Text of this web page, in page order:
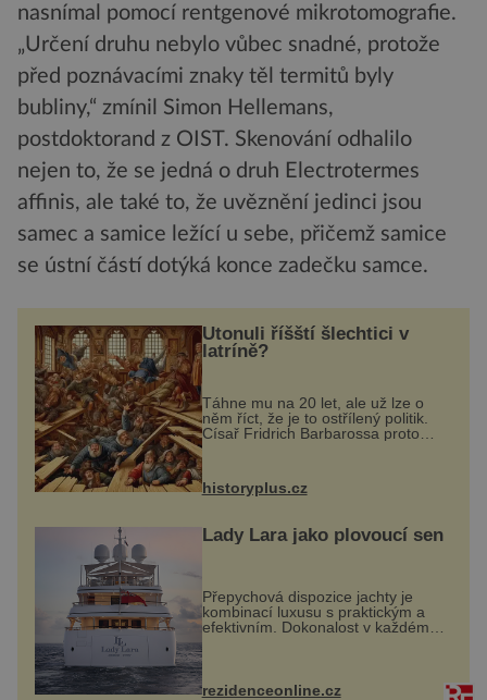
nasnímal pomocí rentgenové mikrotomografie.
„Určení druhu nebylo vůbec snadné, protože
před poznávacími znaky těl termitů byly
bubliny,“ zmínil Simon Hellemans,
postdoktorand z OIST. Skenování odhalilo
nejen to, že se jedná o druh Electrotermes
affinis, ale také to, že uvěznění jedinci jsou
samec a samice ležící u sebe, přičemž samice
se ústní částí dotýká konce zadečku samce.
Utonuli říšští šlechtici v
latríně?
Táhne mu na 20 let, ale už lze o
něm říct, že je to ostřílený politik.
Císař Fridrich Barbarossa proto
posílá svého syna a dědice
prostředníkem při řešení sporu m...
historyplus.cz
Lady Lara jako plovoucí sen
Přepychová dispozice jachty je
kombinací luxusu s praktickým a
efektivním. Dokonalost v každém
detailu představuje značka Fendi
Casa, kterou byly vybaveny její
paluby. Monacký přístav nabízí
každoročn...
rezidenceonline.cz